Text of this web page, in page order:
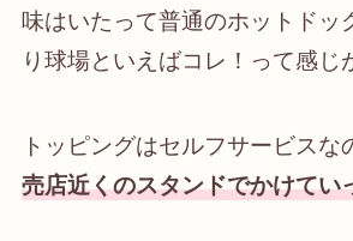
味はいたって普通のホットドッ
り球場といえばコレ！って感じ
トッピングはセルフサービスな
売店近くのスタンドでかけてい